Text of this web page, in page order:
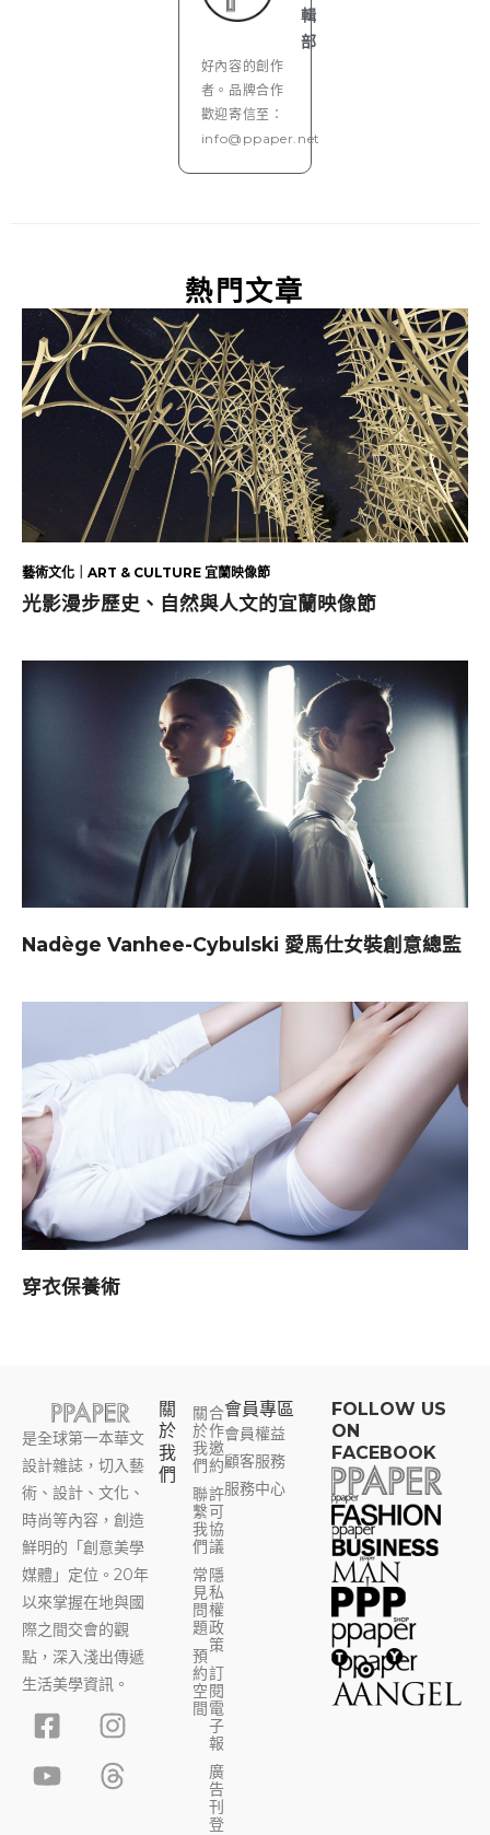
輯
部
好內容的創作
者。品牌合作
歡迎寄信至：
info@ppaper.net
熱門文章
藝術文化｜ART & CULTURE 宜蘭映像節
光影漫步歷史、自然與人文的宜蘭映像節
Nadège Vanhee-Cybulski 愛馬仕女裝創意總監
穿衣保養術
是全球第一本華文
設計雜誌，切入藝
術、設計、文化、
時尚等內容，創造
鮮明的「創意美學
媒體」定位。20年
以來掌握在地與國
際之間交會的觀
點，深入淺出傳遞
生活美學資訊。
F
a
c
I
n
s
t
Y
o
u
T
h
r
e
關
於
我
們
關
於
我
們
聯
繫
我
們
常
見
問
題
預
約
空
間
合
作
邀
約
許
可
協
議
隱
私
權
政
策
訂
閱
電
子
報
廣
告
刊
登
會員專區​
會員權益
顧客服務
服務中心
FOLLOW US
ON
FACEBOOK